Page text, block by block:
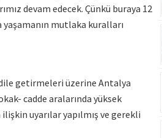
devam edecek. Çünkü buraya 12
mutlaka kuralları
getirmeleri üzerine Antalya
cadde aralarında yüksek
uyarılar yapılmış ve gerekli